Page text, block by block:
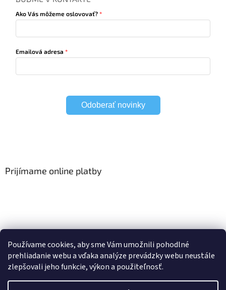
Používame cookies, aby sme Vám umožnili pohodlné
prehliadanie webu a vďaka analýze prevádzky webu neustále
zlepšovali jeho funkcie, výkon a použiteľnosť.
Ako Vás môžeme oslovovať?
Emailová adresa
Odoberať novinky
Prijímame online platby